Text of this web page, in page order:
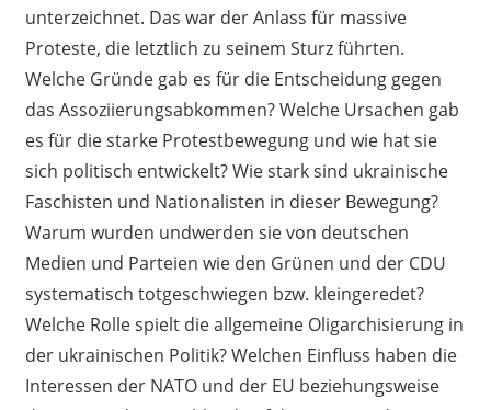
unterzeichnet. Das war der Anlass für massive
Proteste, die letztlich zu seinem Sturz führten.
Welche Gründe gab es für die Entscheidung gegen
das Assoziierungsabkommen? Welche Ursachen gab
es für die starke Protestbewegung und wie hat sie
sich politisch entwickelt? Wie stark sind ukrainische
Faschisten und Nationalisten in dieser Bewegung?
Warum wurden undwerden sie von deutschen
Medien und Parteien wie den Grünen und der CDU
systematisch totgeschwiegen bzw. kleingeredet?
Welche Rolle spielt die allgemeine Oligarchisierung in
der ukrainischen Politik? Welchen Einfluss haben die
Interessen der NATO und der EU beziehungsweise